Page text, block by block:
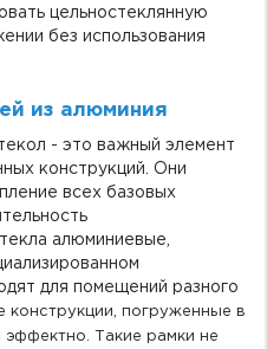
цельностеклянную
без использования
из алюминия
- это важный элемент
конструкций. Они
всех базовых
алюминиевые,
для помещений разного
конструкции, погруженные в
Такие рамки не